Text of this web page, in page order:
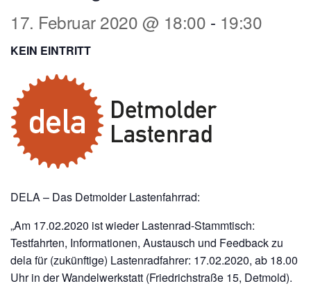
17. Februar 2020 @ 18:00 - 19:30
KEIN EINTRITT
DELA – Das Detmolder Lastenfahrrad:
„Am 17.02.2020 ist wieder Lastenrad-Stammtisch:
Testfahrten, Informationen, Austausch und Feedback zu
dela für (zukünftige) Lastenradfahrer: 17.02.2020, ab 18.00
Uhr in der Wandelwerkstatt (Friedrichstraße 15, Detmold).